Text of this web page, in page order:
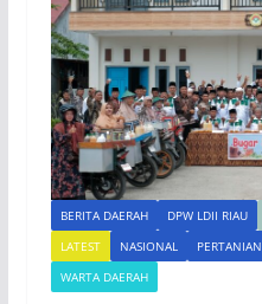
BERITA DAERAH DPW LDII RIAU
LATEST
NASIONAL PERTANIAN
WARTA DAERAH